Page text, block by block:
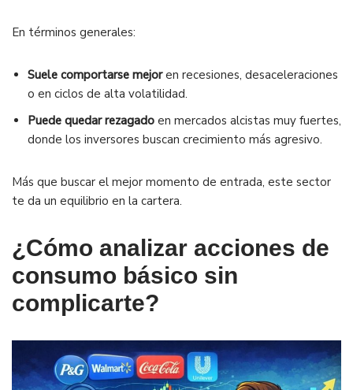
En términos generales:
Suele comportarse mejoren recesiones, desaceleraciones
o en ciclos de alta volatilidad.
Puede quedar rezagado en mercados alcistas muy fuertes,
donde los inversores buscan crecimiento más agresivo.
Más que buscar el mejor momento de entrada, este sector
te da un equilibrio en la cartera.
¿Cómo analizar acciones de
consumo básico sin
complicarte?